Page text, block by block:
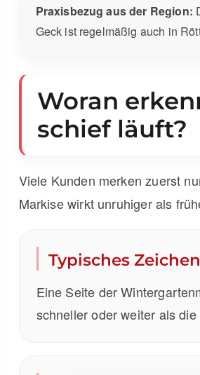
Praxisbezug aus der Region:
Geck ist regelmäßig auch in
Woran
schief läuft?
Viele Kunden merken zuerst
Markise wirkt unruhiger als
Typisches Zeichen
Eine Seite der
schneller oder weiter als die